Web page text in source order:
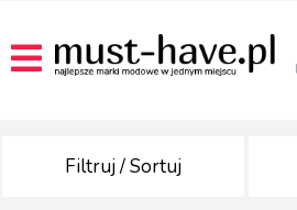
Filtruj / Sortuj